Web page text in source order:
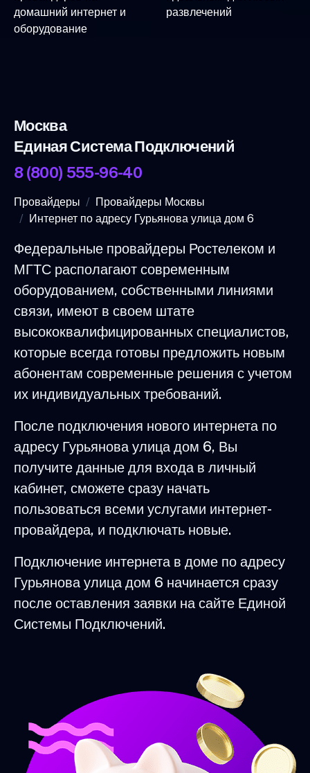
домашний интернет и
оборудование
развлечений
Москва
Единая Система Подключений
8 (800) 555-96-40
Провайдеры
Провайдеры Москвы
Интернет по адресу Гурьянова улица дом 6
Федеральные провайдеры Ростелеком и
МГТС располагают современным
оборудованием, собственными линиями
связи, имеют в своем штате
высококвалифицированных специалистов,
которые всегда готовы предложить новым
абонентам современные решения с учетом
их индивидуальных требований.
После подключения нового интернета по
адресу Гурьянова улица дом 6, Вы
получите данные для входа в личный
кабинет, сможете сразу начать
пользоваться всеми услугами интернет-
провайдера, и подключать новые.
Подключение интернета в доме по адресу
Гурьянова улица дом 6 начинается сразу
после оставления заявки на сайте Единой
Системы Подключений.